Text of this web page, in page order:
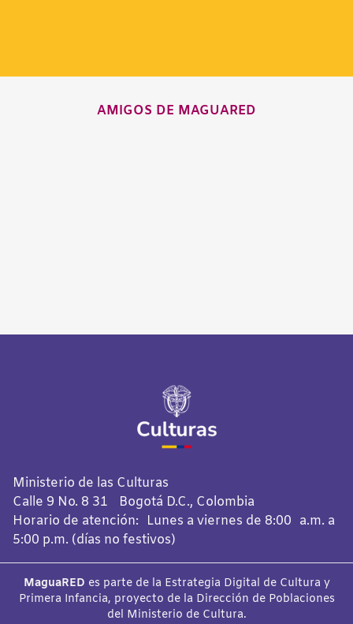
AMIGOS DE MAGUARED
Ministerio de las Culturas
Calle 9 No. 8 31 Bogotá D.C., Colombia
Horario de atención: Lunes a viernes de 8:00 a.m. a
5:00 p.m. (días no festivos)
MaguaRED es parte de la Estrategia Digital de Cultura y
Primera Infancia, proyecto de la Dirección de Poblaciones
del Ministerio de Cultura.